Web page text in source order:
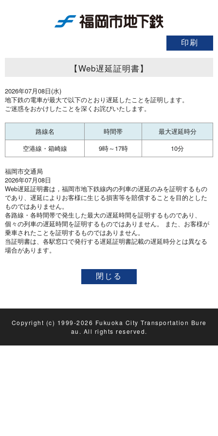
【Web遅延証明書】
2026年07月08日(水)
地下鉄の電車が最大で以下のとおり遅延したことを証明します。
ご迷惑をおかけしたことを深くお詫びいたします。
路線名 時間帯
最大遅延時分
空港線・箱崎線
9時～17時 10分
福岡市交通局
2026年07月08日
Web遅延証明書は，福岡市地下鉄線内の列車の遅延のみを証明するもの
であり、遅延によりお客様に生じる損害等を賠償することを目的とした
ものではありません。
各路線・各時間帯で発生した最大の遅延時間を証明するものであり、
個々の列車の遅延時間を証明するものではありません。 また、お客様が
乗車されたことを証明するものではありません。
当証明書は、各駅窓口で発行する遅延証明書記載の遅延時分とは異なる
場合があります。
Copyright (c) 1999-2026 Fukuoka City Transportation Bure
au. All rights reserved.